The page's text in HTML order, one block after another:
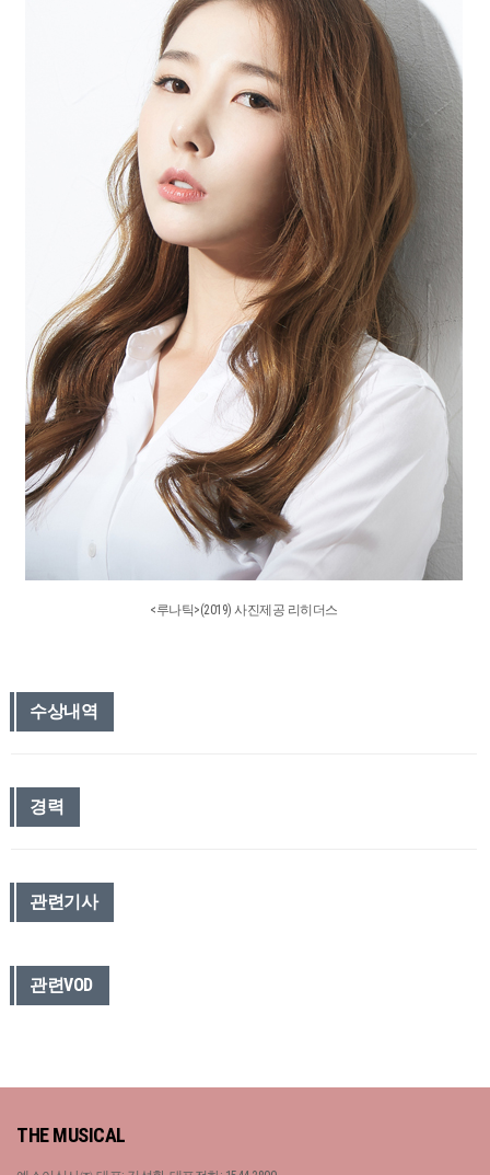
<루나틱>(2019) 사진제공 리히더스
수상내역
경력
관련기사
관련VOD
THE MUSICAL